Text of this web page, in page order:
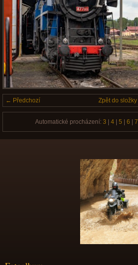
← Předchozí Zpět do složky
Automatické procházení: 3 4| 5 6 7